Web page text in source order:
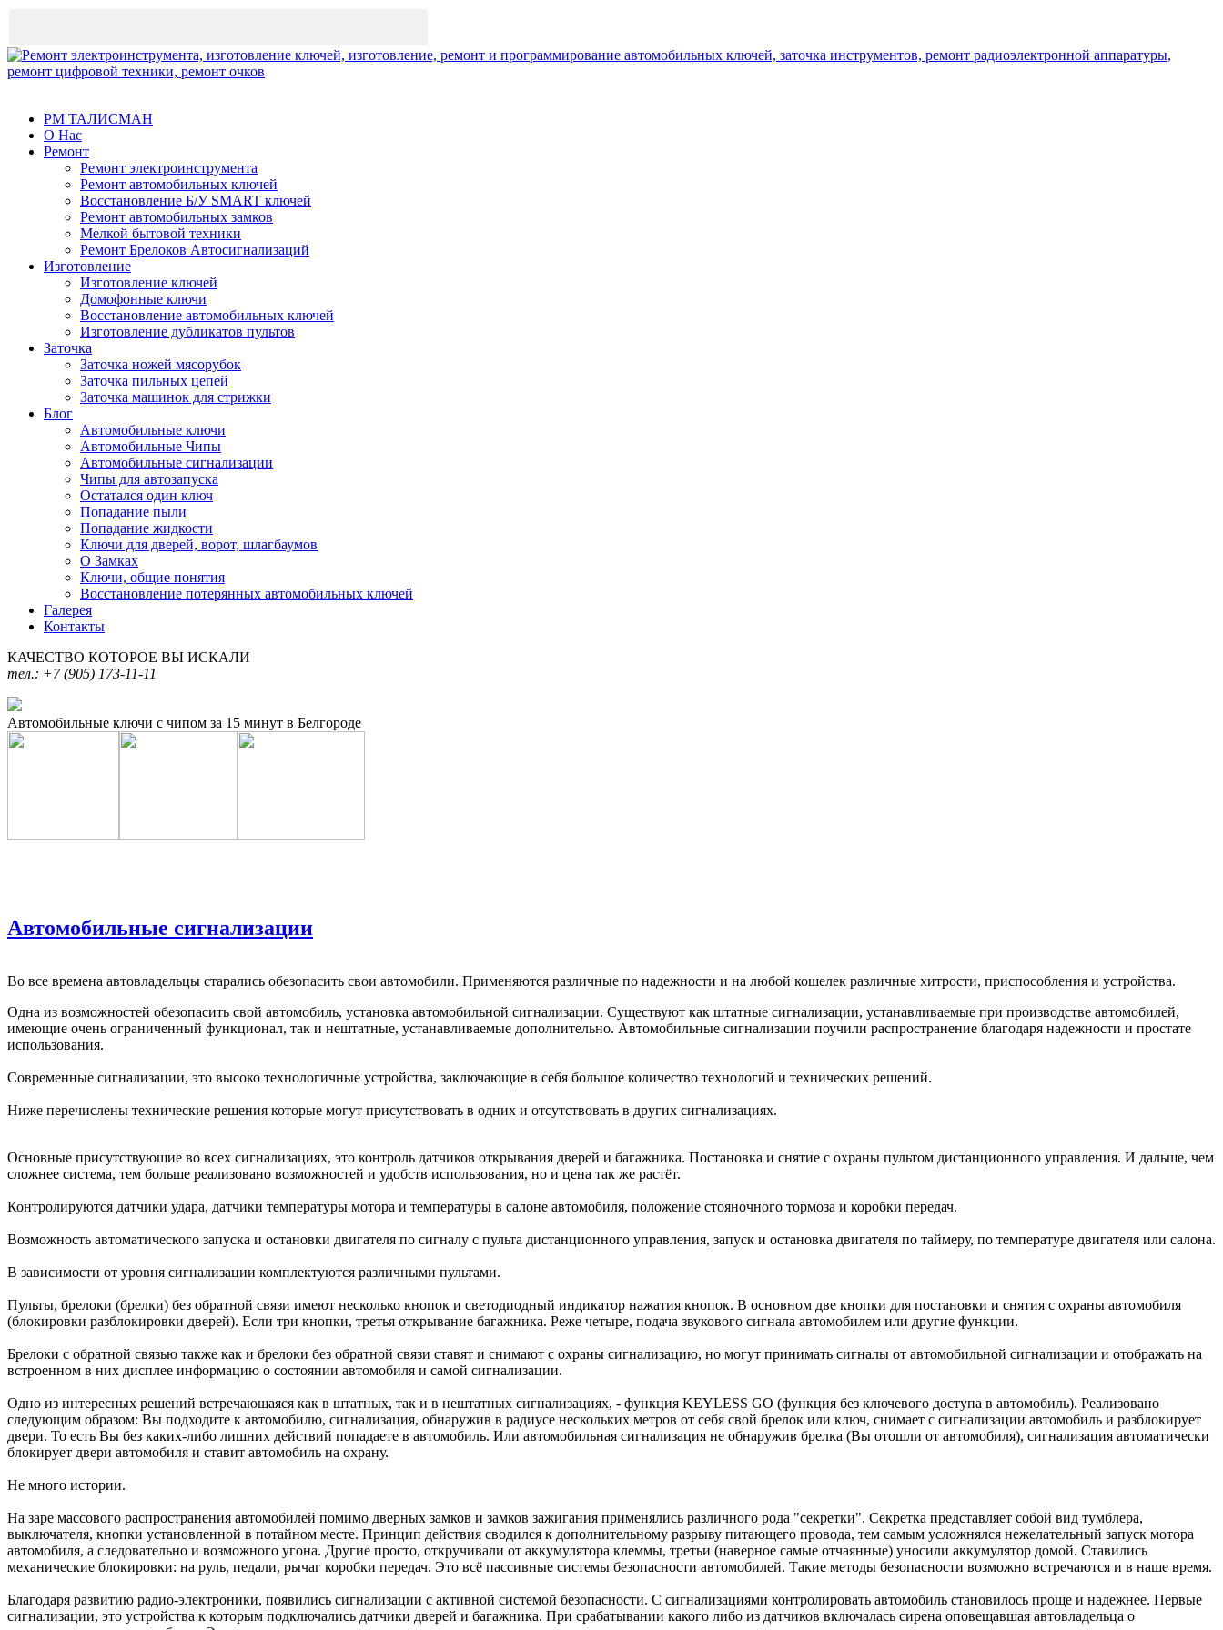
РМ ТАЛИСМАН
О Нас
Ремонт
Ремонт электроинструмента
Ремонт автомобильных ключей
Восстановление Б/У SMART ключей
Ремонт автомобильных замков
Мелкой бытовой техники
Ремонт Брелоков Автосигнализаций
Изготовление
Изготовление ключей
Домофонные ключи
Восстановление автомобильных ключей
Изготовление дубликатов пультов
Заточка
Заточка ножей мясорубок
Заточка пильных цепей
Заточка машинок для стрижки
Блог
Автомобильные ключи
Автомобильные Чипы
Автомобильные сигнализации
Чипы для автозапуска
Остатался один ключ
Попадание пыли
Попадание жидкости
Ключи для дверей, ворот, шлагбаумов
О Замках
Ключи, общие понятия
Восстановление потерянных автомобильных ключей
Галерея
Контакты
КАЧЕСТВО КОТОРОЕ ВЫ ИСКАЛИ
тел.: +7 (905) 173-11-11
Автомобильные ключи с чипом за 15 минут в Белгороде
Автомобильные сигнализации
Во все времена автовладельцы старались обезопасить свои автомобили. Применяются различные по надежности и на любой кошелек различные хитрости, приспособления и устройства.
Одна из возможностей обезопасить свой автомобиль, установка автомобильной сигнализации. Существуют как штатные сигнализации, устанавливаемые при производстве автомобилей,
имеющие очень ограниченный функционал, так и нештатные, устанавливаемые дополнительно. Автомобильные сигнализации поучили распространение благодаря надежности и простате
использования.
Современные сигнализации, это высоко технологичные устройства, заключающие в себя большое количество технологий и технических решений.
Ниже перечислены технические решения которые могут присутствовать в одних и отсутствовать в других сигнализациях.
Основные присутствующие во всех сигнализациях, это контроль датчиков открывания дверей и багажника. Постановка и снятие с охраны пультом дистанционного управления. И дальше, чем
сложнее система, тем больше реализовано возможностей и удобств использования, но и цена так же растёт.
Контролируются датчики удара, датчики температуры мотора и температуры в салоне автомобиля, положение стояночного тормоза и коробки передач.
Возможность автоматического запуска и остановки двигателя по сигналу с пульта дистанционного управления, запуск и остановка двигателя по таймеру, по температуре двигателя или салона.
В зависимости от уровня сигнализации комплектуются различными пультами.
Пульты, брелоки (брелки) без обратной связи имеют несколько кнопок и светодиодный индикатор нажатия кнопок. В основном две кнопки для постановки и снятия с охраны автомобиля
(блокировки разблокировки дверей). Если три кнопки, третья открывание багажника. Реже четыре, подача звукового сигнала автомобилем или другие функции.
Брелоки с обратной связью также как и брелоки без обратной связи ставят и снимают с охраны сигнализацию, но могут принимать сигналы от автомобильной сигнализации и отображать на
встроенном в них дисплее информацию о состоянии автомобиля и самой сигнализации.
Одно из интересных решений встречающаяся как в штатных, так и в нештатных сигнализациях, - функция KEYLESS GO (функция без ключевого доступа в автомобиль). Реализовано
следующим образом: Вы подходите к автомобилю, сигнализация, обнаружив в радиусе нескольких метров от себя свой брелок или ключ, снимает с сигнализации автомобиль и разблокирует
двери. То есть Вы без каких-либо лишних действий попадаете в автомобиль. Или автомобильная сигнализация не обнаружив брелка (Вы отошли от автомобиля), сигнализация автоматически
блокирует двери автомобиля и ставит автомобиль на охрану.
Не много истории.
На заре массового распространения автомобилей помимо дверных замков и замков зажигания применялись различного рода "секретки". Секретка представляет собой вид тумблера,
выключателя, кнопки установленной в потайном месте. Принцип действия сводился к дополнительному разрыву питающего провода, тем самым усложнялся нежелательный запуск мотора
автомобиля, а следовательно и возможного угона. Другие просто, откручивали от аккумулятора клеммы, третьи (наверное самые отчаянные) уносили аккумулятор домой. Ставились
механические блокировки: на руль, педали, рычаг коробки передач. Это всё пассивные системы безопасности автомобилей. Такие методы безопасности возможно встречаются и в наше время.
Благодаря развитию радио-электроники, появились сигнализации с активной системой безопасности. С сигнализациями контролировать автомобиль становилось проще и надежнее. Первые
сигнализации, это устройства к которым подключались датчики дверей и багажника. При срабатывании какого либо из датчиков включалась сирена оповещавшая автовладельца о